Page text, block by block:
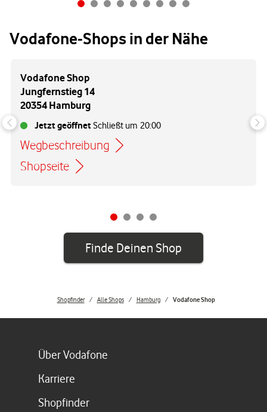
Vodafone-Shops in der Nähe
Vodafone Shop
Jungfernstieg 14
20354 Hamburg
Jetzt geöffnetSchließt um 20:00
Wegbeschreibung
Link öffnet in einem neuen Tab
Shopseite
Finde Deinen Shop
Shopfinder Alle Shops Hamburg Vodafone Shop
Über Vodafone
Karriere
ShopfinderLink öffnet in einem neuen Tab